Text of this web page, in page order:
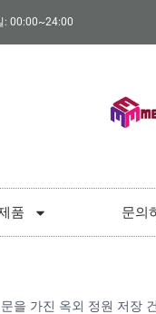
: 00:00~24:00
품 문의
을 가진 옥외 정원 저장